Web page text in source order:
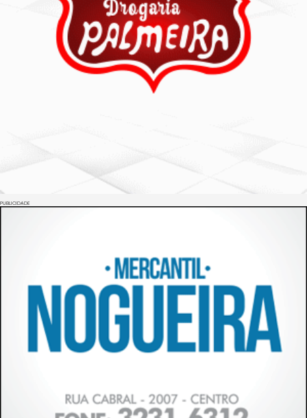
PUBLICIDADE